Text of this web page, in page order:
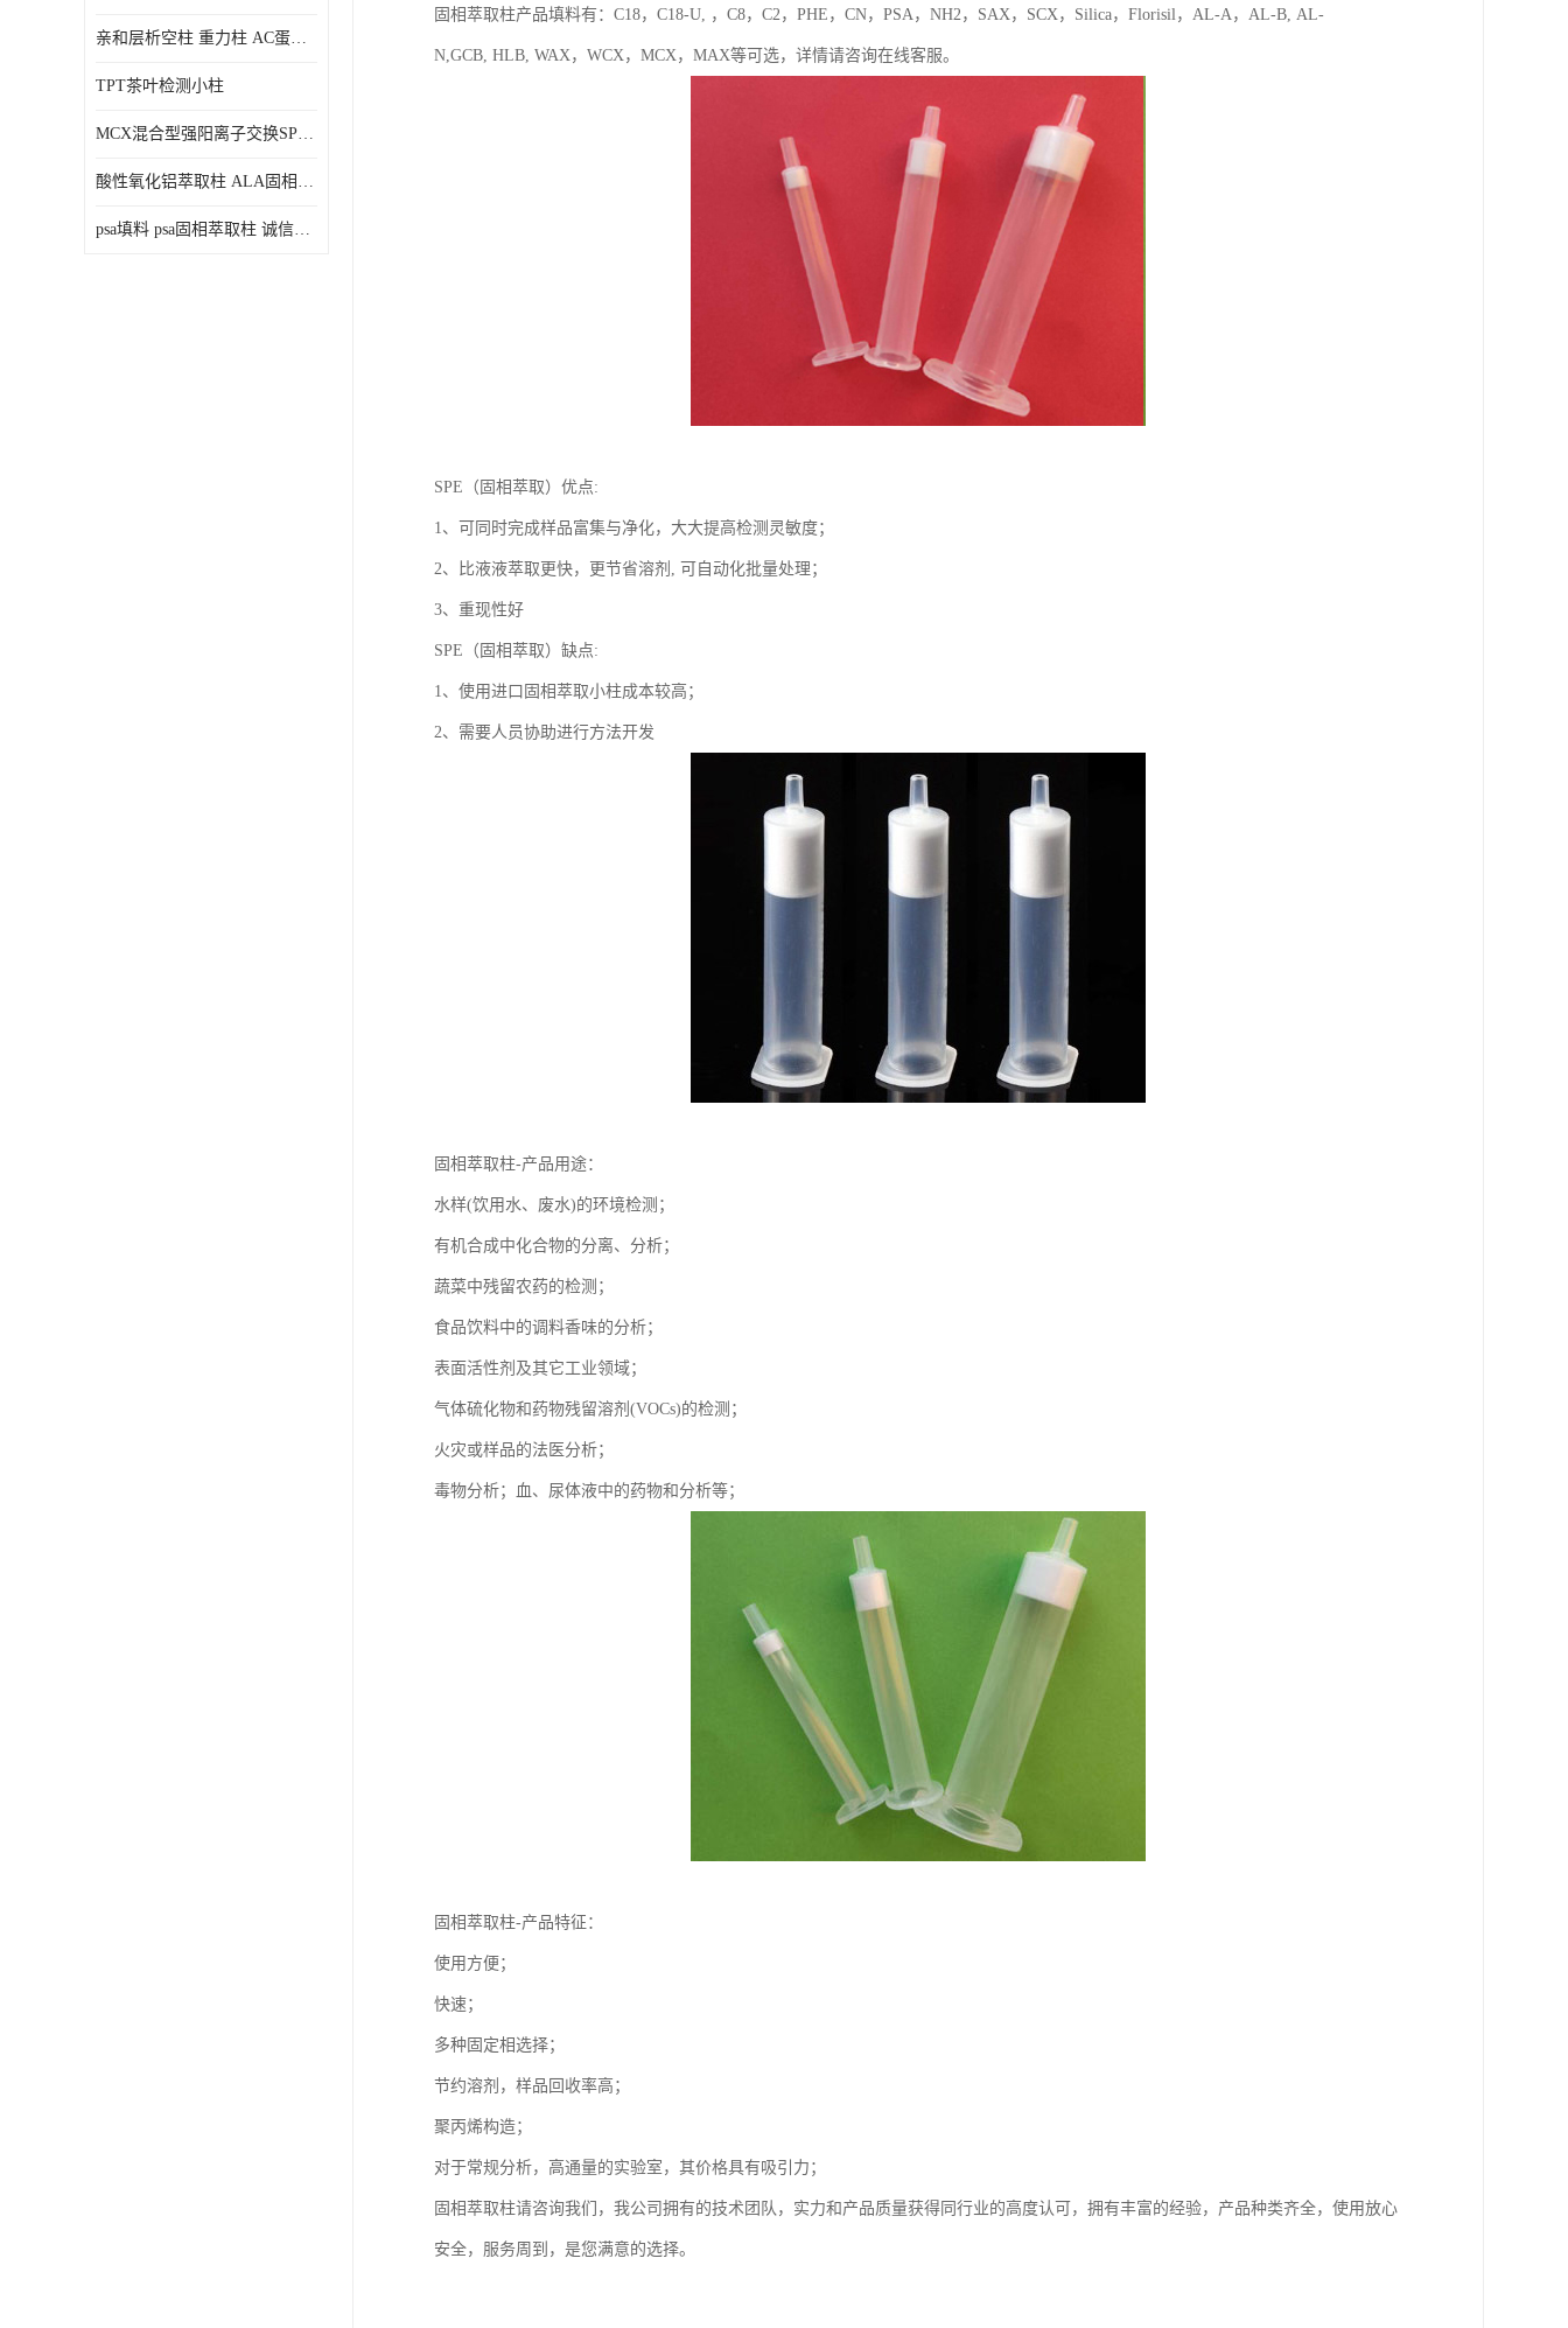
亲和层析空柱 重力柱 AC蛋白纯化柱 蛋白层析柱
TPT茶叶检测小柱
MCX混合型强阳离子交换SPE柱60mg/3ml
酸性氧化铝萃取柱 ALA固相萃取柱
psa填料 psa固相萃取柱 诚信经营 来电咨询
固相萃取柱产品填料有：C18，C18-U, ，C8，C2，PHE，CN，PSA，NH2，SAX，SCX，Silica，Florisil，AL-A，AL-B, AL-
N,GCB, HLB, WAX，WCX，MCX，MAX等可选，详情请咨询在线客服。
SPE（固相萃取）优点:
1、可同时完成样品富集与净化，大大提高检测灵敏度；
2、比液液萃取更快，更节省溶剂, 可自动化批量处理；
3、重现性好
SPE（固相萃取）缺点:
1、使用进口固相萃取小柱成本较高；
2、需要人员协助进行方法开发
固相萃取柱-产品用途：
水样(饮用水、废水)的环境检测；
有机合成中化合物的分离、分析；
蔬菜中残留农药的检测；
食品饮料中的调料香味的分析；
表面活性剂及其它工业领域；
气体硫化物和药物残留溶剂(VOCs)的检测；
火灾或样品的法医分析；
毒物分析；血、尿体液中的药物和分析等；
固相萃取柱-产品特征：
使用方便；
快速；
多种固定相选择；
节约溶剂，样品回收率高；
聚丙烯构造；
对于常规分析，高通量的实验室，其价格具有吸引力；
固相萃取柱请咨询我们，我公司拥有的技术团队，实力和产品质量获得同行业的高度认可，拥有丰富的经验，产品种类齐全，使用放心
安全，服务周到，是您满意的选择。